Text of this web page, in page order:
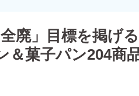
廃」目標を掲げ
＆菓子パン204商